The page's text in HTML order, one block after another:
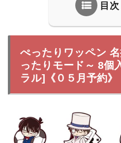
目次
ぺったりワッペン
ったりモード～ 8個
ラル]《０５月予約》